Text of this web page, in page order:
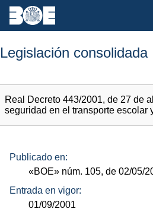
Legislación consolidada
Real Decreto 443/2001, de 27 de
seguridad en el transporte escolar
Publicado en:
«BOE» núm. 105, de 02/05/
Entrada en vigor:
01/09/2001